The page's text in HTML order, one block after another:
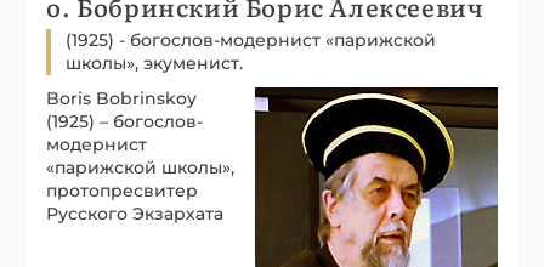
(1925) - богослов-модернист «парижской
школы», экуменист.
Boris Bobrinskoy
(1925) – богослов-
модернист
«парижской школы»,
протопресвитер
Русского Экзархата